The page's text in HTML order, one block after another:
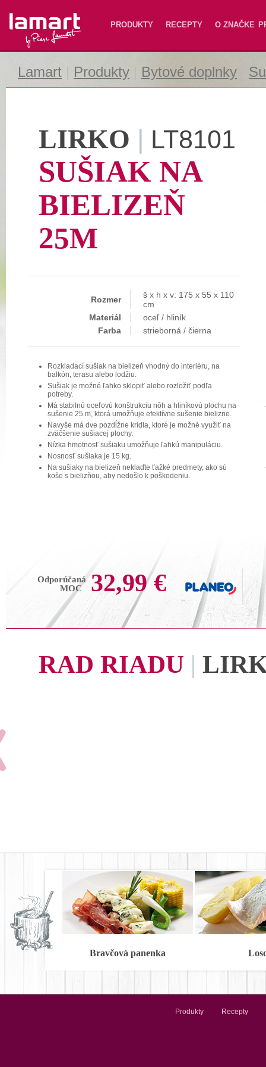
Lamart PRODUKTY RECEPTY O ZNAČKE
Lamart Produkty Bytové doplnky
LIRKO | LT8101
SUŠIAK NA
BIELIZEŇ
25M
Rozmer
š x h x v: 175 x 55 x 110
cm
Materiál
oceľ / hliník
Farba
strieborná / čierna
Rozkladací sušiak na bielizeň vhodný do interiéru, na
balkón, terasu alebo lodžiu.
Sušiak je možné ľahko sklopiť alebo rozložiť podľa
potreby.
Má stabilnú oceľovú konštrukciu nôh a hliníkovú plochu na
sušenie 25 m, ktorá umožňuje efektívne sušenie bielizne.
Navyše má dve pozdĺžne krídla, ktoré je možné využiť na
zväčšenie sušiacej plochy.
Nízka hmotnosť sušiaku umožňuje ľahkú manipuláciu.
Nosnosť sušiaka je 15 kg.
Na sušiaky na bielizeň neklaďte ťažké predmety, ako sú
koše s bielizňou, aby nedošlo k poškodeniu.
Odporúčaná
MOC
32,99 €
RAD RIADU |
Bravčová panenka
Produkty Recepty